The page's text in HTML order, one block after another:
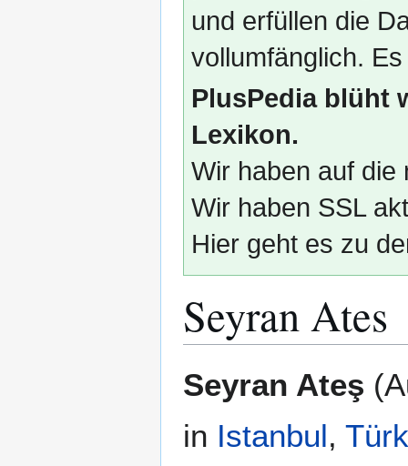
und erfüllen die
vollumfänglich.
PlusPedia blüht
Lexikon.
Wir haben auf die
Wir haben SSL
Hier geht es zu
Seyran Ates
Navigation
Suche
Seyran Ateş
in Istanbul,